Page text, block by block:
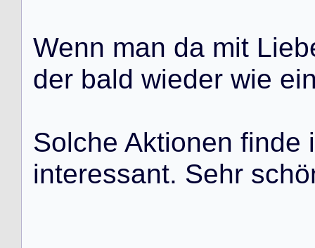
Wenn man da mit Lieb
der bald wieder wie ei
Solche Aktionen finde i
interessant. Sehr schö